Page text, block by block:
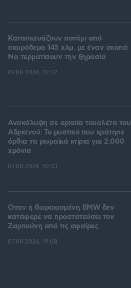
Κατασκευάζουν ποτάμι από
σκυρόδεμα 145 χλμ. με έναν σκοπό:
Να τερματίσουν την ξηρασία
07.08.2026, 10:32
Ανακάλυψη σε αρχαία τουαλέτα του
Αδριανού: Το μυστικό που κράτησε
όρθια τα ρωμαϊκά κτίρια για 2.000
χρόνια
07.08.2026, 10:33
Όταν η θωρακισμένη BMW δεν
κατάφερε να προστατεύσει τον
Ζαμπούνη από τις σφαίρες
07.08.2026, 19:08